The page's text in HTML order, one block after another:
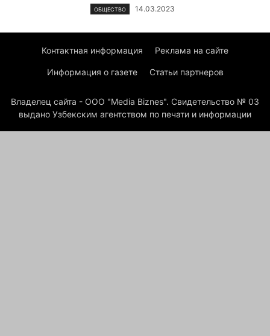
ОБЩЕСТВО 14.03.2023
Контактная информация Реклама на сайте
Информация о газете Статьи партнеров
Владелец сайта - ООО "Media Biznes". Свидетельство № 03
выдано Узбекским агентством по печати и информации